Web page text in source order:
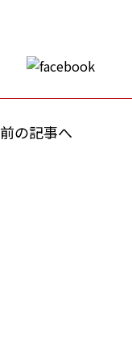
前の記事へ